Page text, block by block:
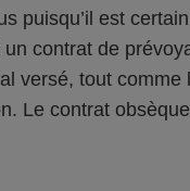
puisqu’il est
contrat de
versé, tout comme
Le contrat